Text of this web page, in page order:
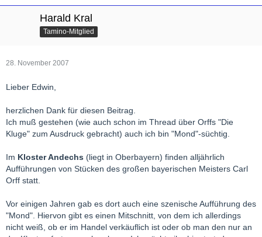
Harald Kral
Tamino-Mitglied
28. November 2007
Lieber Edwin,
herzlichen Dank für diesen Beitrag.
Ich muß gestehen (wie auch schon im Thread über Orffs "Die
Kluge" zum Ausdruck gebracht) auch ich bin "Mond"-süchtig.
Im Kloster Andechs (liegt in Oberbayern) finden alljährlich
Aufführungen von Stücken des großen bayerischen Meisters Carl
Orff statt.
Vor einigen Jahren gab es dort auch eine szenische Aufführung des
"Mond". Hiervon gibt es einen Mitschnitt, von dem ich allerdings
nicht weiß, ob er im Handel verkäuflich ist oder ob man den nur an